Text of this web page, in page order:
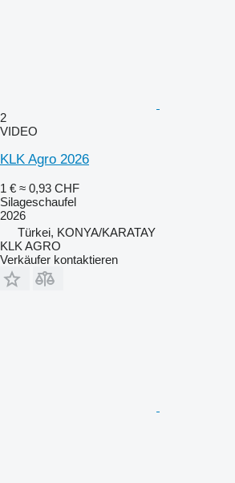
2
VIDEO
KLK Agro 2026
1 € ≈ 0,93 CHF
Silageschaufel
2026
Türkei, KONYA/KARATAY
KLK AGRO
Verkäufer kontaktieren